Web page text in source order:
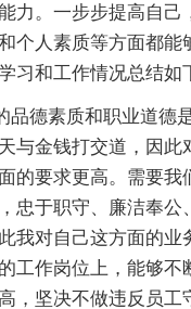
力。一步步提高自己
个人素质等方面都能
习和工作情况总结如
品德素质和职业道德
与金钱打交道，因此
的要求更高。需要我
忠于职守、廉洁奉公
我对自己这方面的业
工作岗位上，能够不
，坚决不做违反员工